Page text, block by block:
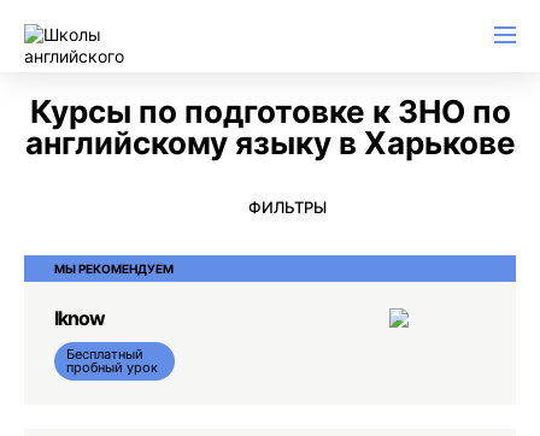
Курсы по подготовке к ЗНО по
английскому языку в Харькове
ФИЛЬТРЫ
МЫ РЕКОМЕНДУЕМ
Iknow
Бесплатный
пробный урок